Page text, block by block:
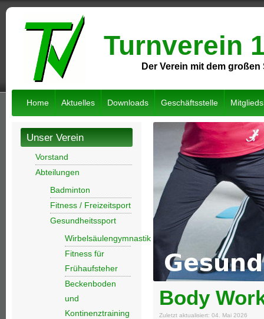
Turnverein
Der Verein mit dem
Home Aktuelles Downloads Geschäftsstelle
Unser Verein
Vorstand
Abteilungen
Badminton
Fitness / Freizeitsport
Gesundheitssport
Wirbelsäulengymnastik
Fitness für
Frühaufsteher
Beckenboden
und
Kontinenztraining
Body
Zuletzt aktualisiert: 04. Mai 2026